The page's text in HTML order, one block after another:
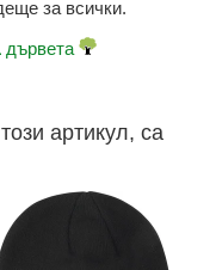
за всички.
дървета
артикул, са